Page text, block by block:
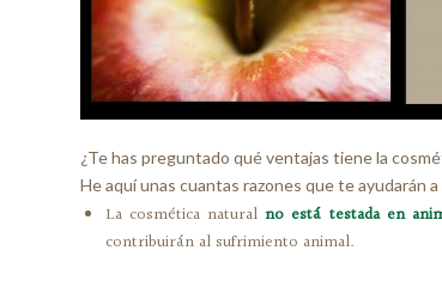
¿Te has preguntado qué ventajas tiene la
He aquí unas cuantas razones que te ayudarán
La cosmética natural no está testada en
contribuirán al sufrimiento animal.